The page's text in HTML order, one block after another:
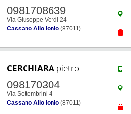
0981708639
Via Giuseppe Verdi 24
Cassano Allo Ionio (87011)
CERCHIARA pietro
098170304
Via Settembrini 4
Cassano Allo Ionio (87011)